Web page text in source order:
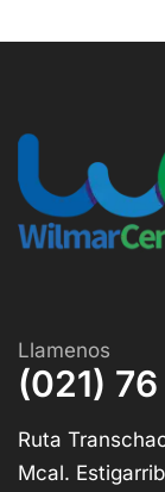
Llamenos
(021) 76
Ruta
Mcal.